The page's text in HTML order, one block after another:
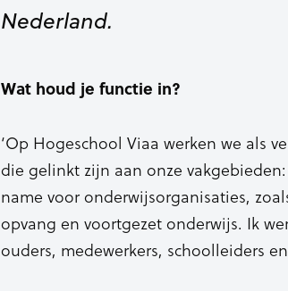
Nederland.
Wat houd je functie in?
‘Op Hogeschool Viaa werken we als
die gelinkt zijn aan onze
name voor onderwijsorganisaties,
opvang en voortgezet onderwijs. Ik
ouders, medewerkers, schoolleiders